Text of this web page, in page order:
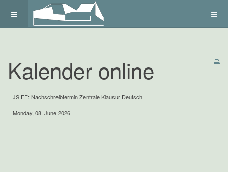
Kalender online
JS EF: Nachschreibtermin Zentrale Klausur Deutsch
Monday, 08. June 2026